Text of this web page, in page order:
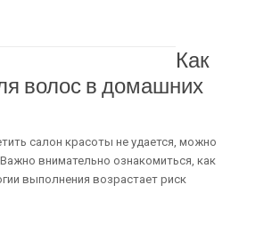
Как
волос в домашних
салон красоты не удается, можно
внимательно ознакомиться, как
выполнения возрастает риск